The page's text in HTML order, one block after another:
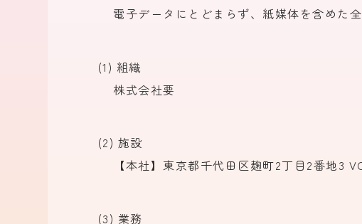
電子データにとどまらず、 紙媒体を含めた
(1) 組織
株式会社要
(2) 施設
【本社】東京都千代田区麹町2丁目2番地3
(3) 業務